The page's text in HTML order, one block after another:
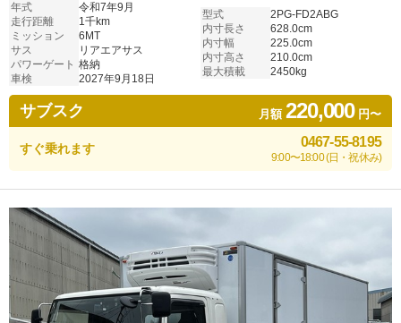
年式
令和7年9月
走行距離
1千km
ミッション
6MT
サス
リアエアサス
パワーゲート 格納
車検
2027年9月18日
型式
2PG-FD2ABG
内寸長さ
628.0cm
内寸幅
225.0cm
内寸高さ
210.0cm
最大積載
2450kg
サブスク 月額220,000円〜
すぐ乗れます 0467-55-8195
9:00〜18:00 (日・祝休み)